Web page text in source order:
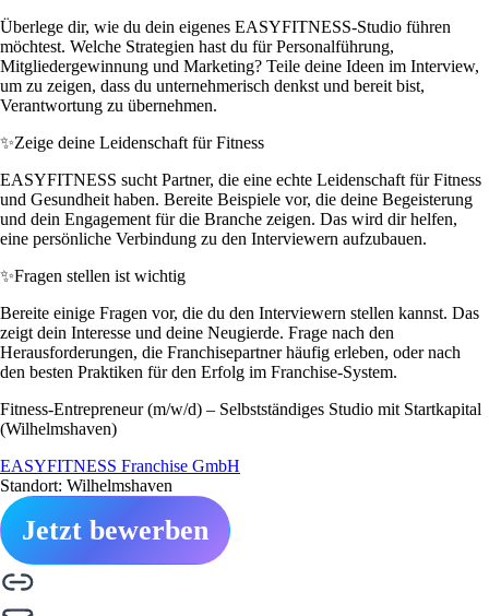
Überlege dir, wie du dein eigenes EASYFITNESS-Studio führen
möchtest. Welche Strategien hast du für Personalführung,
Mitgliedergewinnung und Marketing? Teile deine Ideen im Interview,
um zu zeigen, dass du unternehmerisch denkst und bereit bist,
Verantwortung zu übernehmen.
✨Zeige deine Leidenschaft für Fitness
EASYFITNESS sucht Partner, die eine echte Leidenschaft für Fitness
und Gesundheit haben. Bereite Beispiele vor, die deine Begeisterung
und dein Engagement für die Branche zeigen. Das wird dir helfen,
eine persönliche Verbindung zu den Interviewern aufzubauen.
✨Fragen stellen ist wichtig
Bereite einige Fragen vor, die du den Interviewern stellen kannst. Das
zeigt dein Interesse und deine Neugierde. Frage nach den
Herausforderungen, die Franchisepartner häufig erleben, oder nach
den besten Praktiken für den Erfolg im Franchise-System.
Fitness-Entrepreneur (m/w/d) – Selbstständiges Studio mit Startkapital
(Wilhelmshaven)
EASYFITNESS Franchise GmbH
Standort: Wilhelmshaven
Jetzt bewerben